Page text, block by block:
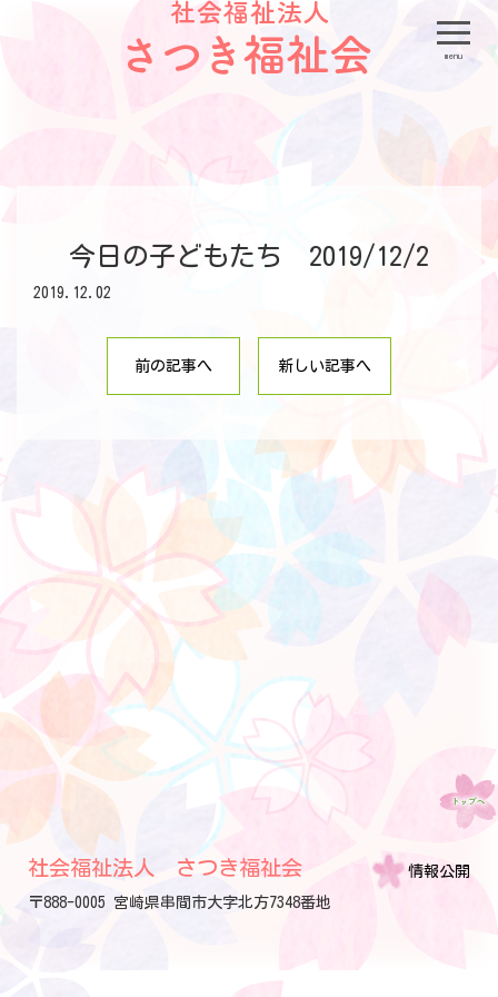
menu
今日の子どもたち 2019/12/2
2019.12.02
前の記事へ 新しい記事へ
社会福祉法人 さつき福祉会
〒888-0005 宮崎県串間市大字北方7348番地
情報公開